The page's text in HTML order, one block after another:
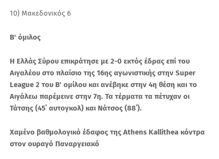
10) Μακεδονικός 6
Β' όμιλος
Η Ελλάς Σύρου επικράτησε με 2-0 εκτός έδρας επί του
Αιγαλέου στο πλαίσιο της 16ης αγωνιστικής στην Super
League 2 του Β' ομίλου και ανέβηκε στην 4η θέση και το
Αιγάλεω παρέμεινε στην 7η. Τα τέρματα τα πέτυχαν οι
Τάτσης (45΄ αυτογκολ) και Νάτσος (88΄).
Χαμένο βαθμολογικό έδαφος της Athens Kallithea κόντρα
στον ουραγό Παναργειακό